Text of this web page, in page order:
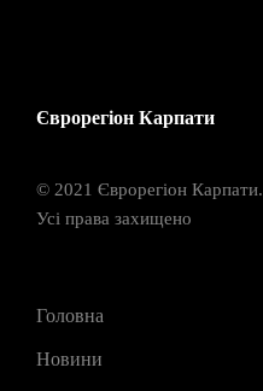
Єврорегіон Карпати
© 2021 Єврорегіон Карпати.
Усі права захищено
Головна
Новини